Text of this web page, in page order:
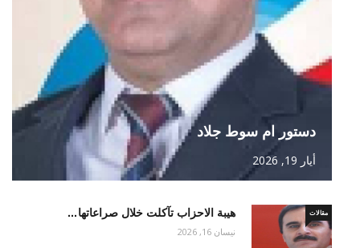
دستور ام سوط جلاد
أيار 19, 2026
هيبة الاحزاب تآكلت خلال صراعاتها… مقالات
نيسان 16, 2026